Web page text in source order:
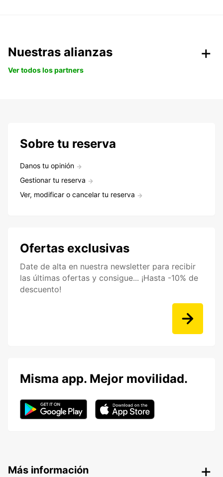
Nuestras alianzas
Ver todos los partners
Sobre tu reserva
Danos tu opinión
Gestionar tu reserva
Ver, modificar o cancelar tu reserva
Ofertas exclusivas
Date de alta en nuestra newsletter para recibir
las últimas ofertas y consigue... ¡Hasta -10% de
descuento!
Misma app. Mejor movilidad.
Más información